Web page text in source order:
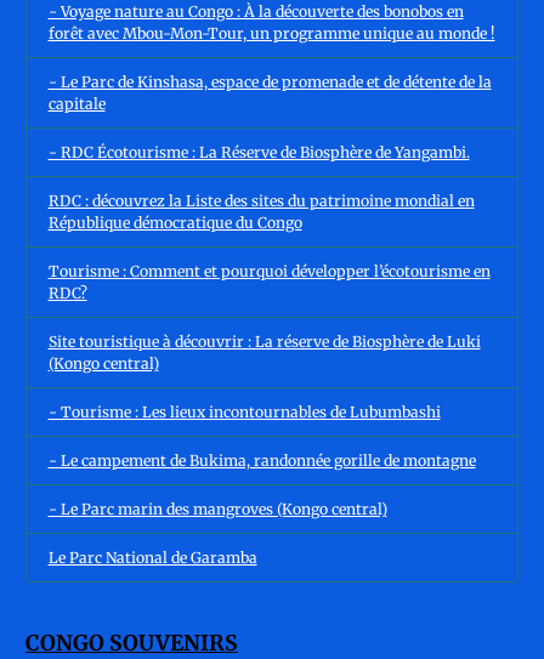
- Voyage nature au Congo : À la découverte des bonobos en
forêt avec Mbou-Mon-Tour, un programme unique au monde !
- Le Parc de Kinshasa, espace de promenade et de détente de la
capitale
- RDC Écotourisme : La Réserve de Biosphère de Yangambi.
RDC : découvrez la Liste des sites du patrimoine mondial en
République démocratique du Congo
Tourisme : Comment et pourquoi développer l’écotourisme en
RDC?
Site touristique à découvrir : La réserve de Biosphère de Luki
(Kongo central)
- Tourisme : Les lieux incontournables de Lubumbashi
- Le campement de Bukima, randonnée gorille de montagne
- Le Parc marin des mangroves (Kongo central)
Le Parc National de Garamba
CONGO SOUVENIRS